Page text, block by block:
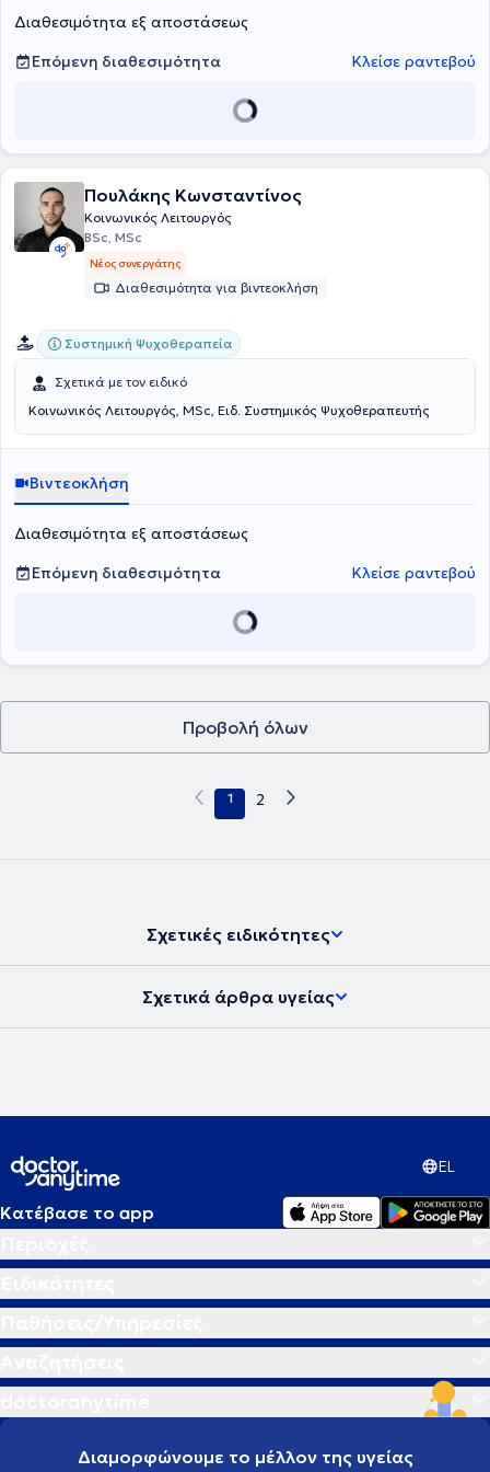
Υποστήριξης.
Διαθεσιμότητα εξ αποστάσεως
Επόμενη διαθεσιμότητα
Κλείσε ραντεβού
Πουλάκης Κωνσταντίνος
Κοινωνικός Λειτουργός
BSc, MSc
Νέος συνεργάτης
Διαθεσιμότητα για βιντεοκλήση
Συστημική Ψυχοθεραπεία
Σχετικά με τον ειδικό
Κοινωνικός Λειτουργός, MSc, Ειδ. Συστημικός Ψυχοθεραπευτής
Βιντεοκλήση
Διαθεσιμότητα εξ αποστάσεως
Επόμενη διαθεσιμότητα
Κλείσε ραντεβού
Προβολή όλων
1 2
Σχετικές ειδικότητες
Σχετικά άρθρα υγείας
EL
Κατέβασε το app
Διαμορφώνουμε το μέλλον της υγείας